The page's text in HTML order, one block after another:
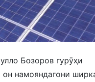
Бозоров гурӯҳи
он намояндагони